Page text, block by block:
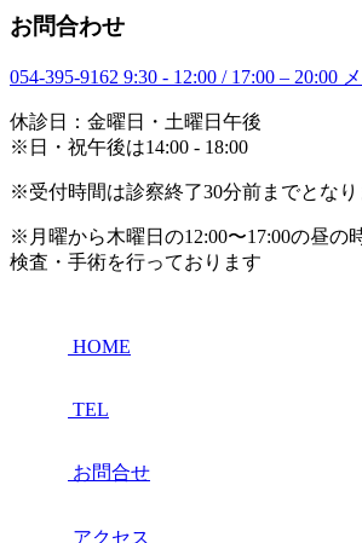
お問合わせ
054-395-9162 9:30 - 12:00 / 17:00 – 20:00
休診日：金曜日・土曜日午後
※日・祝午後は14:00 - 18:00
※受付時間は診察終了30分前までとなり
※月曜から木曜日の12:00〜17:00の昼の
検査・手術を行っております
HOME
TEL
お問合せ
アクセス